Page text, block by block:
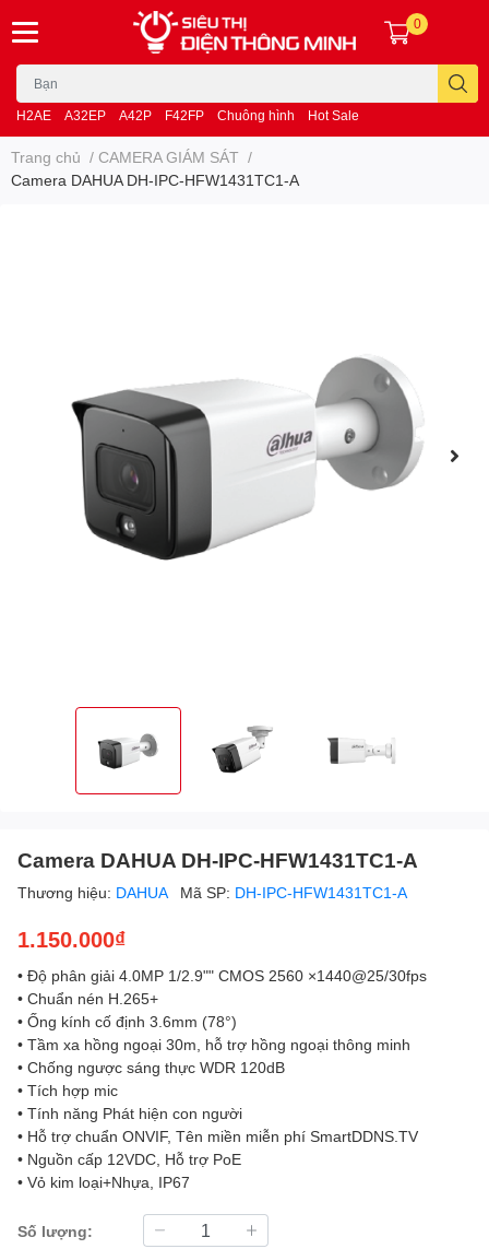
H2AE A32EP A42P F42FP Chuông hình Hot Sale
0
Trang chủ / CAMERA GIÁM SÁT /
Camera DAHUA DH-IPC-HFW1431TC1-A
Camera DAHUA DH-IPC-HFW1431TC1-A
Thương hiệu: DAHUA Mã SP: DH-IPC-HFW1431TC1-A
1.150.000₫
• Độ phân giải 4.0MP 1/2.9"" CMOS 2560 ×1440@25/30fps
• Chuẩn nén H.265+
• Ống kính cố định 3.6mm (78°)
• Tầm xa hồng ngoại 30m, hỗ trợ hồng ngoại thông minh
• Chống ngược sáng thực WDR 120dB
• Tích hợp mic
• Tính năng Phát hiện con người
• Hỗ trợ chuẩn ONVIF, Tên miền miễn phí SmartDDNS.TV
• Nguồn cấp 12VDC, Hỗ trợ PoE
• Vỏ kim loại+Nhựa, IP67
Số lượng: